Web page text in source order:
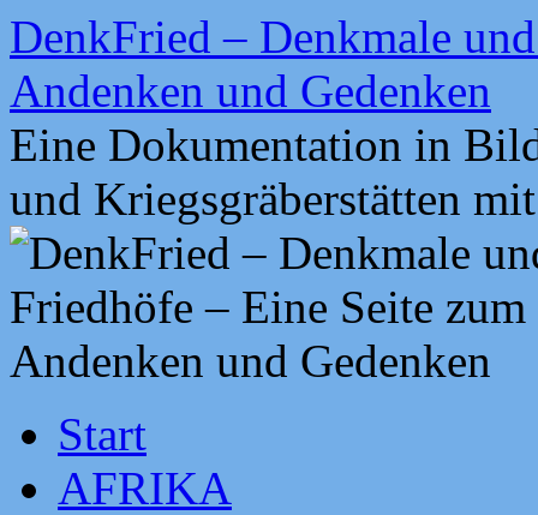
Zum
Inhalt
springen
DenkFried – Denkmale
Andenken und Gedenken
Eine Dokumentation in
und Kriegsgräberstätten
Start
AFRIKA